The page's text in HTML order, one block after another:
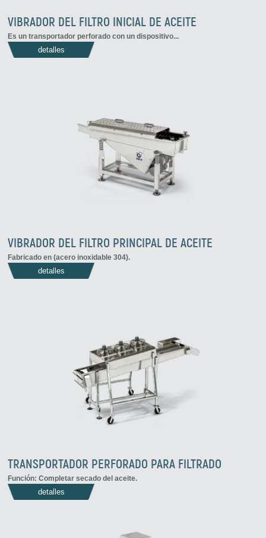
VIBRADOR DEL FILTRO INICIAL DE ACEITE
Es un transportador perforado con un dispositivo...
detalles
VIBRADOR DEL FILTRO PRINCIPAL DE ACEITE
Fabricado en (acero inoxidable 304).
detalles
TRANSPORTADOR PERFORADO PARA FILTRADO
Función: Completar secado del aceite.
detalles